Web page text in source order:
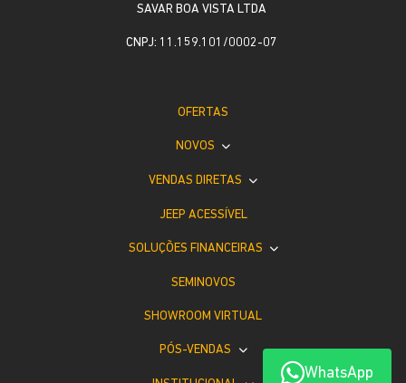
WhatsApp
SAVAR BOA VISTA LTDA
CNPJ: 11.159.101/0002-07
OFERTAS
NOVOS
VENDAS DIRETAS
JEEP ACESSÍVEL
SOLUÇÕES FINANCEIRAS
SEMINOVOS
SHOWROOM VIRTUAL
PÓS-VENDAS